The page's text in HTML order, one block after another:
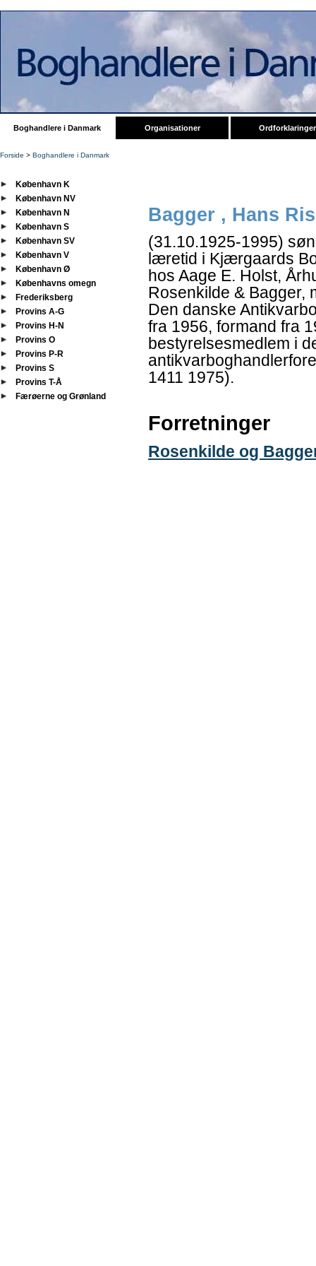
Boghandlere i Danmark Organisationer Ordforklaringer
Forside > Boghandlere i Danmark
København K
København NV
København N
København S
København SV
København V
København Ø
Københavns omegn
Frederiksberg
Provins A-G
Provins H-N
Provins O
Provins P-R
Provins S
Provins T-Å
Færøerne og Grønland
Bagger , Hans Ris
(31.10.1925-1995)
læretid i Kjærgaards
hos Aage E. Holst,
Rosenkilde & Bagger,
Den danske
fra 1956, formand fra
bestyrelsesmedlem i
1411 1975).
Forretninger
Rosenkilde og